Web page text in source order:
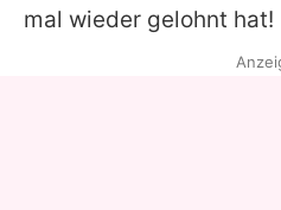
mal wieder gelohnt hat!